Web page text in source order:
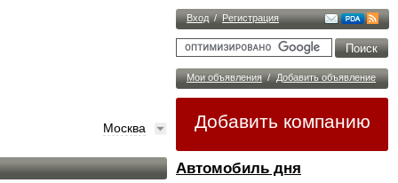
Вход / Регистрация
Мои объявления / Добавить объявление
Добавить компанию
Автомобиль дня
Москва